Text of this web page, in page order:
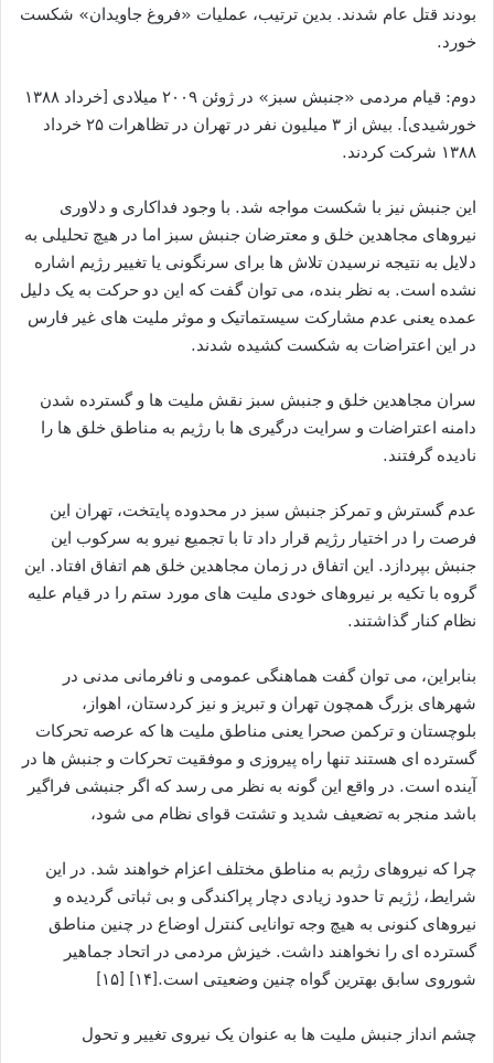
بودند قتل عام شدند. بدین ترتیب، عملیات «فروغ جاویدان» شکست
خورد.
دوم: قیام مردمی «جنبش سبز» در ژوئن ۲۰۰۹ میلادی [خرداد ۱۳۸۸
خورشیدی]. بیش از ۳ میلیون نفر در تهران در تظاهرات ۲۵ خرداد
۱۳۸۸ شرکت کردند.
این جنبش نیز با شکست مواجه شد. با وجود فداکاری و دلاوری
نیروهای مجاهدین خلق و معترضان جنبش سبز اما در هیچ تحلیلی به
دلایل به نتیجه نرسیدن تلاش ها برای سرنگونی یا تغییر رژیم اشاره
نشده است. به نظر بنده، می توان گفت که این دو حرکت به یک دلیل
عمده یعنی عدم مشارکت سیستماتیک و موثر ملیت های غیر فارس
در این اعتراضات به شکست کشیده شدند.
سران مجاهدین خلق و جنبش سبز نقش ملیت ها و گسترده شدن
دامنه اعتراضات و سرایت درگیری ها با رژیم به مناطق خلق ها را
نادیده گرفتند.
عدم گسترش و تمرکز جنبش سبز در محدوده پایتخت، تهران این
فرصت را در اختیار رژیم قرار داد تا با تجمیع نیرو به سرکوب این
جنبش بپردازد. این اتفاق در زمان مجاهدین خلق هم اتفاق افتاد. این
گروه با تکیه بر نیروهای خودی ملیت های مورد ستم را در قیام علیه
نظام کنار گذاشتند.
بنابراین، می توان گفت هماهنگی عمومی و نافرمانی مدنی در
شهرهای بزرگ همچون تهران و تبریز و نیز کردستان، اهواز،
بلوچستان و ترکمن صحرا یعنی مناطق ملیت ها که عرصه تحرکات
گسترده ای هستند تنها راه پیروزی و موفقیت تحرکات و جنبش ها در
آینده است. در واقع این گونه به نظر می رسد که اگر جنبشی فراگیر
باشد منجر به تضعیف شدید و تشتت قوای نظام می شود،
چرا که نیروهای رژیم به مناطق مختلف اعزام خواهند شد. در این
شرایط، رٰژیم تا حدود زیادی دچار پراکندگی و بی ثباتی گردیده و
نیروهای کنونی به هیچ وجه توانایی کنترل اوضاع در چنین مناطق
گسترده ای را نخواهند داشت. خیزش مردمی در اتحاد جماهیر
شوروی سابق بهترین گواه چنین وضعیتی است.[۱۴] [۱۵]
چشم انداز جنبش ملیت ها به عنوان یک نیروی تغییر و تحول